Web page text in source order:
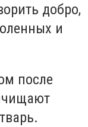
добро,
и
после